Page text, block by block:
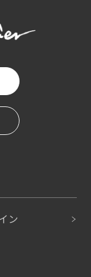
ン